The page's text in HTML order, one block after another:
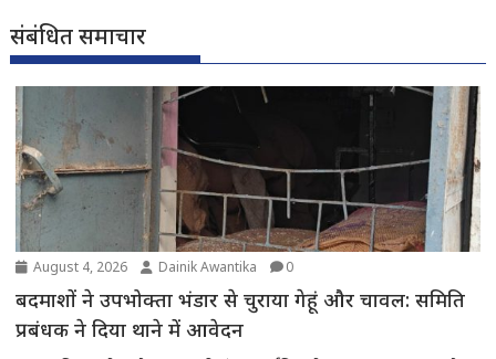
संबंधित समाचार
August 4, 2026 Dainik Awantika 0
बदमाशों ने उपभोक्ता भंडार से चुराया गेहूं और चावल: समिति
प्रबंधक ने दिया थाने में आवेदन